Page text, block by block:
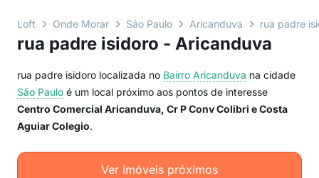
Loft Onde Morar São Paulo Aricanduva rua padre
rua padre isidoro - Aricanduva
rua padre isidoro localizada no Bairro Aricanduva na cidade
São Paulo é um local próximo aos pontos de interesse
Centro Comercial Aricanduva, Cr P Conv Colibri e Costa
Aguiar Colegio.
Ver imóveis próximos